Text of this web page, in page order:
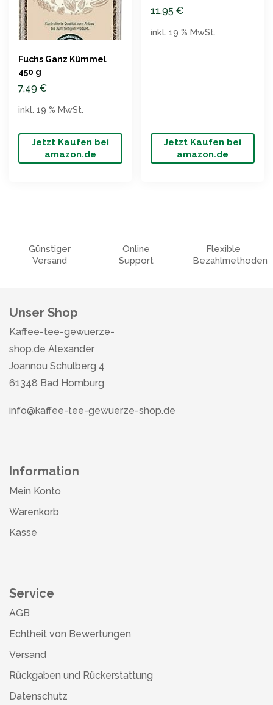
Fuchs Ganz Kümmel
450 g
7,49 €
Jetzt Kaufen bei
amazon.de
inkl. 19 % MwSt.
11,95 €
Jetzt Kaufen bei
amazon.de
inkl. 19 % MwSt.
Günstiger
Versand
Online
Support
Flexible
Bezahlmethoden
Unser Shop
Kaffee-tee-gewuerze-
shop.de Alexander
Joannou Schulberg 4
61348 Bad Homburg
info@kaffee-tee-gewuerze-shop.de
Information
Mein Konto
Warenkorb
Kasse
Service
AGB
Echtheit von Bewertungen
Versand
Rückgaben und Rückerstattung
Datenschutz